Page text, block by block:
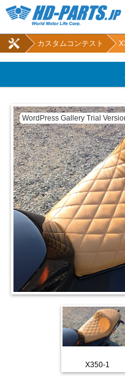
コンテンツに移動
カスタムコンテスト
WordPress Gallery Trial
X350-1